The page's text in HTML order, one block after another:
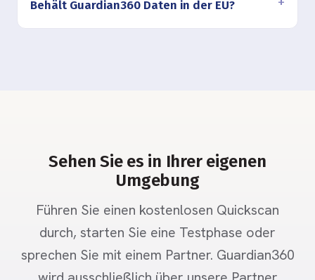
Behält Guardian360 Daten in der EU?
Sehen Sie es in Ihrer eigenen
Umgebung
Führen Sie einen kostenlosen Quickscan
durch, starten Sie eine Testphase oder
sprechen Sie mit einem Partner. Guardian360